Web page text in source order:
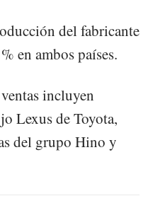
del fabricante
en ambos países.
incluyen
Lexus de Toyota,
del grupo Hino y